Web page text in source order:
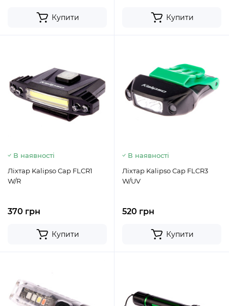
Купити Купити
В наявності
Ліхтар Kalipso Cap FLCR1
W/R
370 грн
Купити
В наявності
Ліхтар Kalipso Cap FLCR3
W/UV
520 грн
Купити